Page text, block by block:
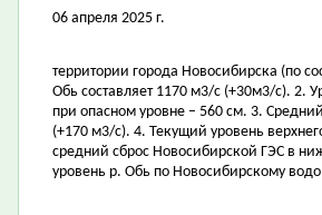
06 апреля 2025 г.
территории города Новосибирска (по
Обь составляет 1170 м3/с (+30м3/с). 2.
при опасном уровне – 560 см. 3.
(+170 м3/с). 4. Текущий уровень
средний сброс Новосибирской ГЭС в
уровень р. Обь по Новосибирскому